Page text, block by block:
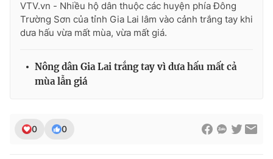
VTV Sức khoẻ Bất động sản
VTV4
VTV9
VTV.vn - Nhiều hộ dân thuộc các huyện phía Đông
Trường Sơn của tỉnh Gia Lai lâm vào cảnh trắng tay khi
dưa hấu vừa mất mùa, vừa mất giá.
Nông dân Gia Lai trắng tay vì dưa hấu mất cả
mùa lẫn giá
0 0